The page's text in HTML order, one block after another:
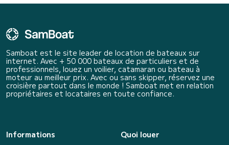
Samboat est le site leader de location de bateaux sur
internet. Avec + 50 000 bateaux de particuliers et de
professionnels, louez un voilier, catamaran ou bateau à
moteur au meilleur prix. Avec ou sans skipper, réservez une
croisière partout dans le monde ! Samboat met en relation
propriétaires et locataires en toute confiance.
Informations
Quoi louer